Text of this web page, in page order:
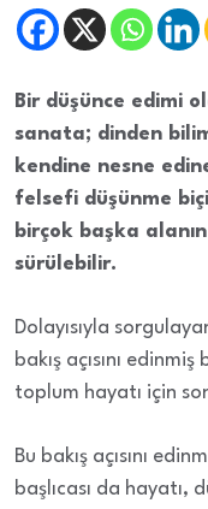
Bir düşünce edimi
sanata; dinden
kendine nesne
felsefi düşünme
birçok başka
sürülebilir.
Dolayısıyla
bakış açısını
toplum hayatı için
Bu bakış açısını
başlıcası da hayatı,